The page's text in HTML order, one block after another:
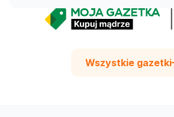
Wszystkie gazetki